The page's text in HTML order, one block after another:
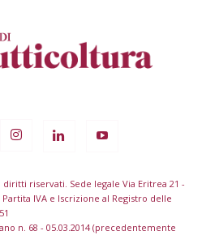
riservati. Sede legale Via Eritrea 21 -
IVA e Iscrizione al Registro delle
n. 68 - 05.03.2014 (precedentemente